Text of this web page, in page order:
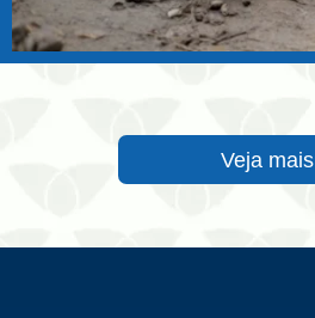
Veja mais